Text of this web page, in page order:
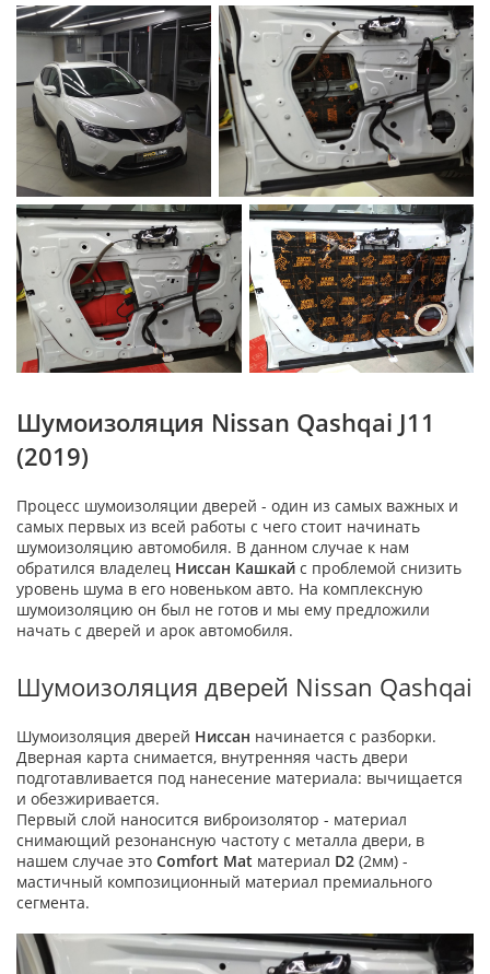
Шумоизоляция Nissan Qashqai J11
(2019)
Процесс шумоизоляции дверей - один из самых важных и
самых первых из всей работы с чего стоит начинать
шумоизоляцию автомобиля. В данном случае к нам
обратился владелец Ниссан Кашкай с проблемой снизить
уровень шума в его новеньком авто. На комплексную
шумоизоляцию он был не готов и мы ему предложили
начать с дверей и арок автомобиля.
Шумоизоляция дверей Nissan Qashqai
Шумоизоляция дверей Ниссан начинается с разборки.
Дверная карта снимается, внутренняя часть двери
подготавливается под нанесение материала: вычищается
и обезжиривается.
Первый слой наносится виброизолятор - материал
снимающий резонансную частоту с металла двери, в
нашем случае это Comfort Mat материал D2 (2мм) -
мастичный композиционный материал премиального
сегмента.